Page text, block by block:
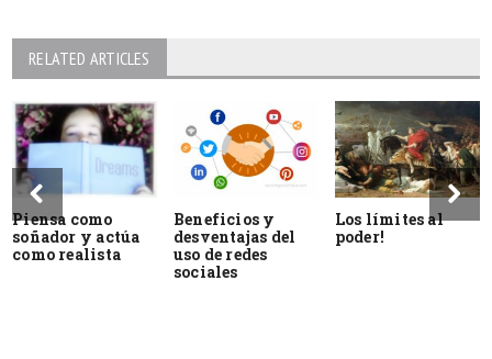
RELATED ARTICLES
Piensa como
soñador y actúa
como realista
Beneficios y
desventajas del
uso de redes
sociales
Los límites al
poder!